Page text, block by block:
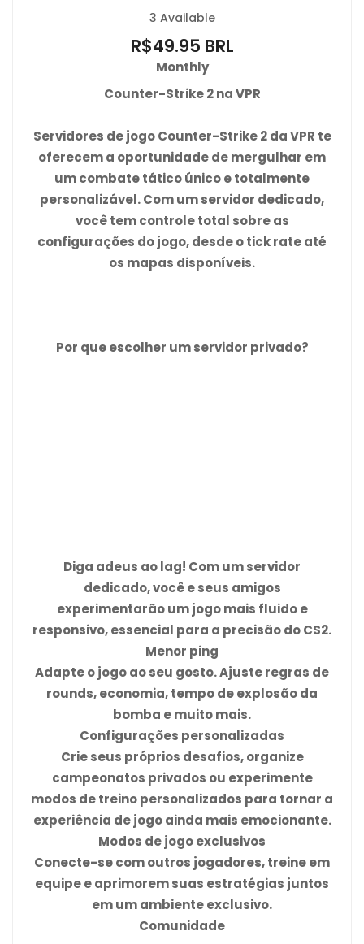
3 Available
R$49.95 BRL
Monthly
Counter-Strike 2 na VPR
Servidores de jogo Counter-Strike 2 da VPR te
oferecem a oportunidade de mergulhar em
um combate tático único e totalmente
personalizável. Com um servidor dedicado,
você tem controle total sobre as
configurações do jogo, desde o tick rate até
os mapas disponíveis.
Por que escolher um servidor privado?
Diga adeus ao lag! Com um servidor
dedicado, você e seus amigos
experimentarão um jogo mais fluido e
responsivo, essencial para a precisão do CS2.
Menor ping
Adapte o jogo ao seu gosto. Ajuste regras de
rounds, economia, tempo de explosão da
bomba e muito mais.
Configurações personalizadas
Crie seus próprios desafios, organize
campeonatos privados ou experimente
modos de treino personalizados para tornar a
experiência de jogo ainda mais emocionante.
Modos de jogo exclusivos
Conecte-se com outros jogadores, treine em
equipe e aprimorem suas estratégias juntos
em um ambiente exclusivo.
Comunidade